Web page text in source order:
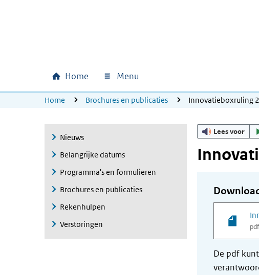
Hoofdnavigatie
Home Menu
U bevindt zich hier:
Home Brochures en publicaties Innovatieboxruling
Nieuws
Belangrijke datums
Programma's en formulieren
Brochures en publicaties
Rekenhulpen
Verstoringen
Lees voor
De pdf